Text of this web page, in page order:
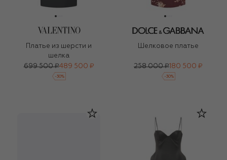
Платье из шерсти и
шелка
699 500 ₽489 500 ₽
-30%
Шелковое платье
258 000 ₽ 180 500 ₽
-30%